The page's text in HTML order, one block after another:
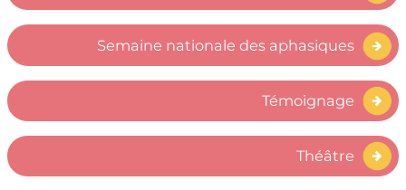
Semaine nationale des aphasiques
Témoignage
Théâtre